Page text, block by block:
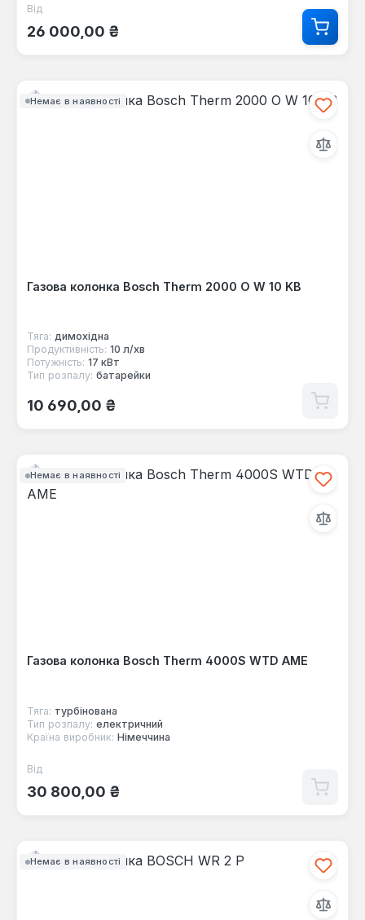
Звичайна ціна:
Від
26 000,00 ₴
Немає в наявності
Газова колонка Bosch Therm 2000 O W 10 KB
Тяга: димохідна
Продуктивність: 10 л/хв
Потужність: 17 кВт
Тип розпалу: батарейки
Звичайна ціна:
10 690,00 ₴
Немає в наявності
Газова колонка Bosch Therm 4000S WTD AME
Тяга: турбінована
Тип розпалу: електричний
Країна виробник: Німеччина
Звичайна ціна:
Від
30 800,00 ₴
Немає в наявності